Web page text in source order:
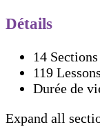
Détails
14 Sections
119 Lessons
Durée de
Expand all